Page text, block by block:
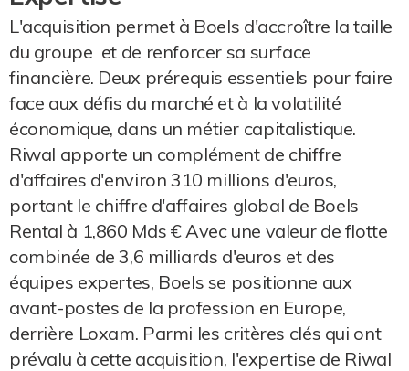
L'acquisition permet à Boels d'accroître la taille
du groupe et de renforcer sa surface
financière. Deux prérequis essentiels pour faire
face aux défis du marché et à la volatilité
économique, dans un métier capitalistique.
Riwal apporte un complément de chiffre
d'affaires d'environ 310 millions d'euros,
portant le chiffre d'affaires global de Boels
Rental à 1,860 Mds € Avec une valeur de flotte
combinée de 3,6 milliards d'euros et des
équipes expertes, Boels se positionne aux
avant-postes de la profession en Europe,
derrière Loxam. Parmi les critères clés qui ont
prévalu à cette acquisition, l'expertise de Riwal